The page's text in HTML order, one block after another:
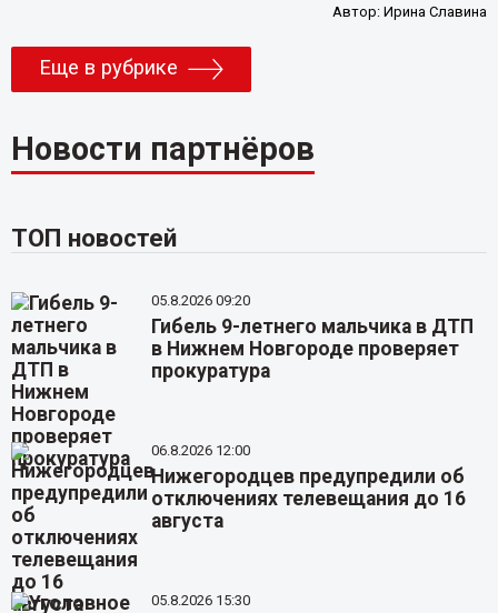
Автор:Ирина Славина
Еще в рубрике
Новости партнёров
ТОП новостей
05.8.2026 09:20
Гибель 9-летнего мальчика в ДТП
в Нижнем Новгороде проверяет
прокуратура
06.8.2026 12:00
Нижегородцев предупредили об
отключениях телевещания до 16
августа
05.8.2026 15:30